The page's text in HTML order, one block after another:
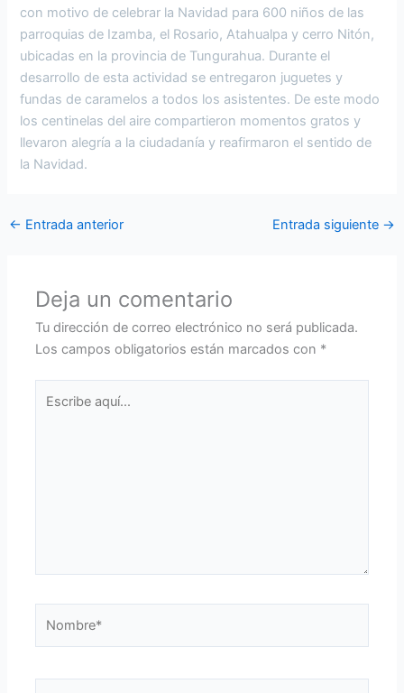
con motivo de celebrar la Navidad para 600 niños de las
parroquias de Izamba, el Rosario, Atahualpa y cerro Nitón,
ubicadas en la provincia de Tungurahua. Durante el
desarrollo de esta actividad se entregaron juguetes y
fundas de caramelos a todos los asistentes. De este modo
los centinelas del aire compartieron momentos gratos y
llevaron alegría a la ciudadanía y reafirmaron el sentido de
la Navidad.
← Entrada anterior Entrada siguiente →
Deja un comentario
Tu dirección de correo electrónico no será publicada.
Los campos obligatorios están marcados con *
aquí...